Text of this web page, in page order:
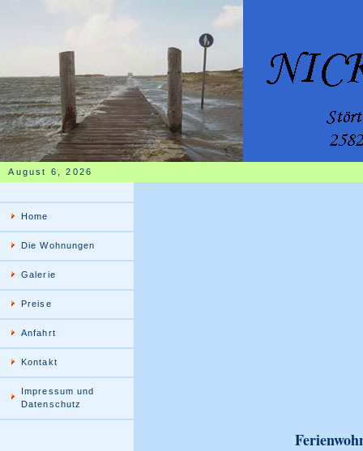
August 6, 2026
Home
Die Wohnungen
Galerie
Preise
Anfahrt
Kontakt
Impressum und
Datenschutz